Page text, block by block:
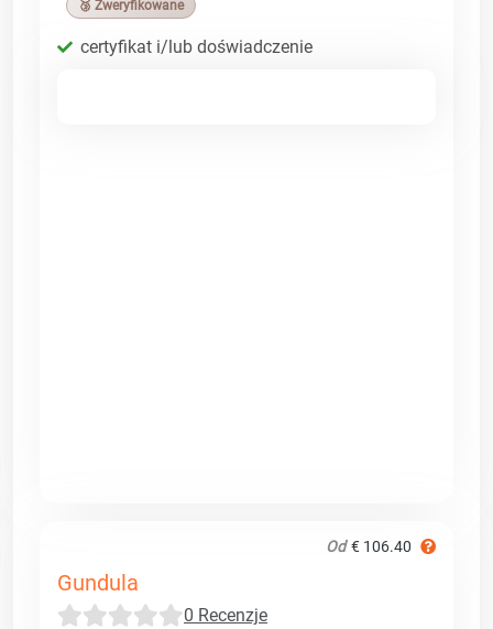
🥉 Zweryfikowane
certyfikat i/lub doświadczenie
Od € 106.40
Gundula
0 Recenzje